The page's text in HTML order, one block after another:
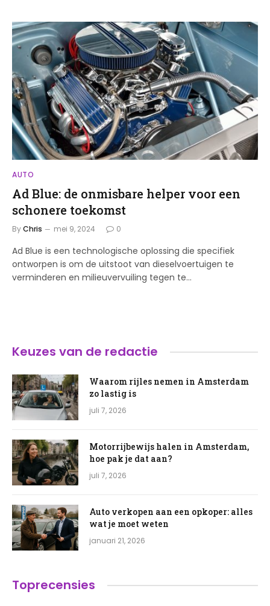
AUTO
Ad Blue: de onmisbare helper voor een
schonere toekomst
ByChris mei 9, 2024 0
Ad Blue is een technologische oplossing die specifiek
ontworpen is om de uitstoot van dieselvoertuigen te
verminderen en milieuvervuiling tegen te…
Keuzes van de redactie
Waarom rijles nemen in Amsterdam
zo lastig is
juli 7, 2026
Motorrijbewijs halen in Amsterdam,
hoe pak je dat aan?
juli 7, 2026
Auto verkopen aan een opkoper: alles
wat je moet weten
januari 21, 2026
Toprecensies